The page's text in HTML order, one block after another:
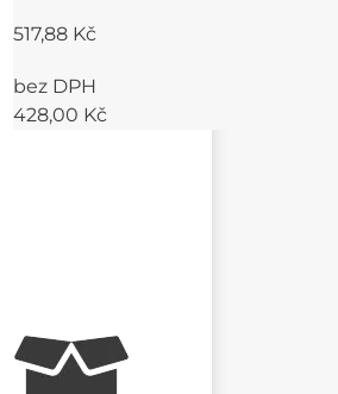
517,88 Kč
bez DPH
428,00 Kč